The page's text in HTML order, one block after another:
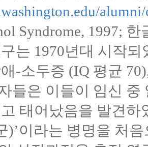
Syndrome, 1997; 한
는 1970년대 시작되
-소두증 (IQ 평균
들은 이들이 임신
태어났음을 발견하
)’이라는 병명을 처